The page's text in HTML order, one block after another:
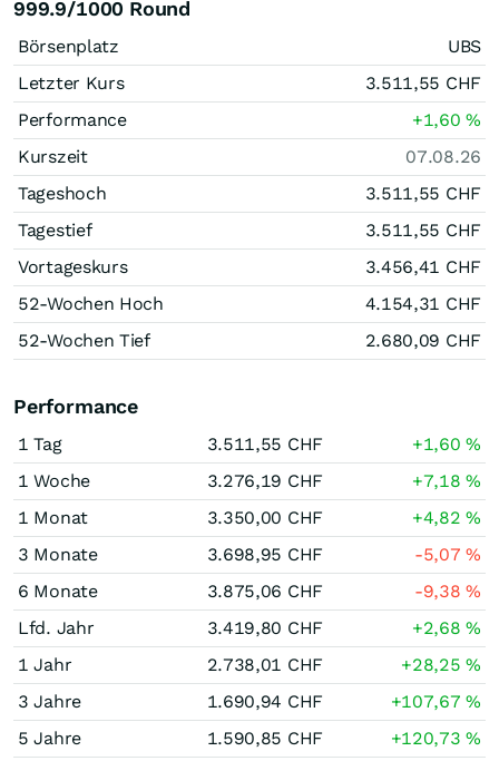
999.9/1000 Round
Börsenplatz
UBS
Letzter Kurs
3.511,55 CHF
Performance
+1,60%
Kurszeit
07.08.26
Tageshoch
3.511,55 CHF
Tagestief
3.511,55 CHF
Vortageskurs
3.456,41 CHF
52-Wochen Hoch
4.154,31 CHF
52-Wochen Tief
2.680,09 CHF
Performance
1 Tag 3.511,55 CHF +1,60%
1 Woche
3.276,19 CHF +7,18%
1 Monat
3.350,00 CHF +4,82%
3 Monate
3.698,95 CHF -5,07%
6 Monate
3.875,06 CHF -9,38%
Lfd. Jahr
3.419,80 CHF +2,68%
1 Jahr
2.738,01 CHF +28,25%
3 Jahre
1.690,94 CHF +107,67%
5 Jahre
1.590,85 CHF +120,73%